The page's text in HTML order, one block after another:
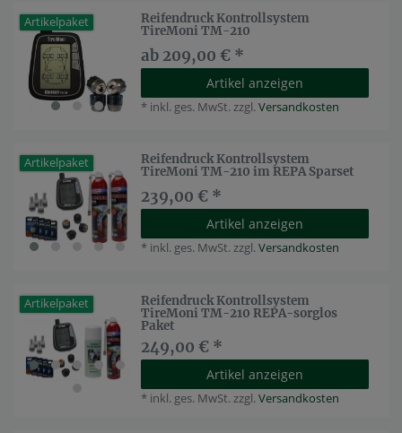
Artikelpaket
Reifendruck Kontrollsystem
TireMoni TM-210
ab 209,00 € *
Artikel anzeigen
* inkl. ges. MwSt.zzgl.Versandkosten
Artikelpaket
Reifendruck Kontrollsystem
TireMoni TM-210 im REPA Sparset
239,00 € *
Artikel anzeigen
* inkl. ges. MwSt.zzgl.Versandkosten
Artikelpaket
Reifendruck Kontrollsystem
TireMoni TM-210 REPA-sorglos
Paket
249,00 € *
Artikel anzeigen
* inkl. ges. MwSt.zzgl.Versandkosten